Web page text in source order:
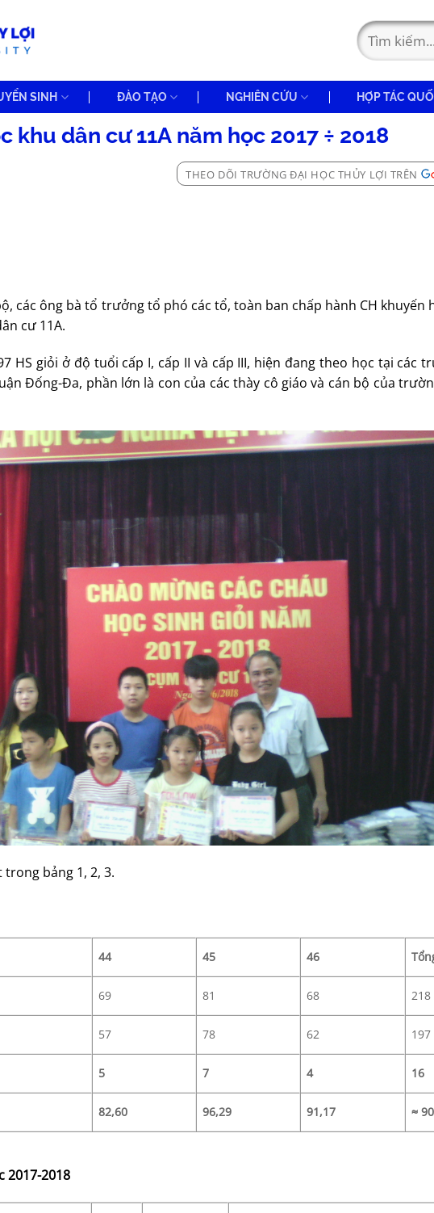
SINH ĐÀO TẠO NGHIÊN CỨU HỢP TÁC
khu dân cư 11A năm học 2017 ÷ 2018
THEO DÕI TRƯỜNG ĐẠI HỌC THỦY LỢI TRÊN
các ông bà tổ trưởng tổ phó các tổ, toàn ban chấp hành CH khuyến
cư 11A.
HS giỏi ở độ tuổi cấp I, cấp II và cấp III, hiện đang theo học tại các
Đống-Đa, phần lớn là con của các thày cô giáo và cán bộ của
bảng 1, 2, 3.
44 45 46
69 81 68 218
57 78 62 197
5 7 4 16
82,60 96,29 91,17 ≈ 90
2017-2018